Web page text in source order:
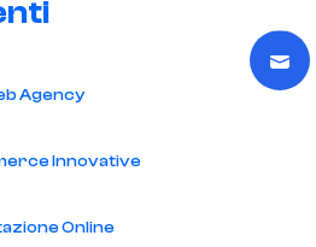
Agency
Innovative
Online